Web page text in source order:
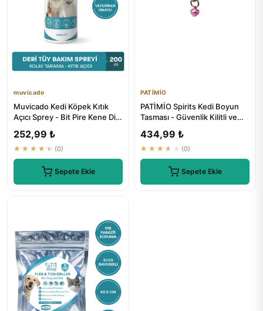
muvicado
Muvicado Kedi Köpek Kıtık
Açıcı Sprey - Bit Pire Kene Dis
252,99 ₺
★★★★★ (0)
Sepete Ekle
PATİMİO
PATİMİO Spirits Kedi Boyun
Tasması - Güvenlik Kilitli ve
434,99 ₺
★★★★★ (0)
Sepete Ekle